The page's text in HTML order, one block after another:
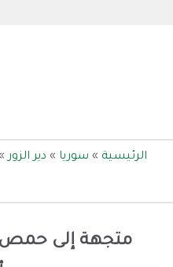
الرئيسية » سوريا » دير الزور
متجهة إلى